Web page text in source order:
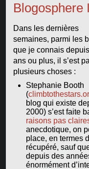
Blogosphere
Dans les dernières
semaines, parmi les
que je connais
ans ou plus, il s’est
plusieurs choses :
Stephanie Booth
(
blog qui existe
2000) s’est faite
raisons pas
anecdotique, on
place, en termes
récupéré, sauf
depuis des
énormément